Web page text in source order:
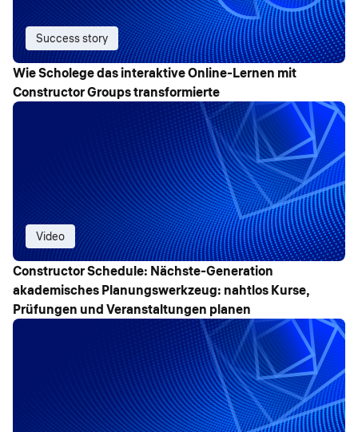
Success story
Wie Scholege das interaktive Online-Lernen mit
Constructor Groups transformierte
Video
Constructor Schedule: Nächste-Generation
akademisches Planungswerkzeug: nahtlos Kurse,
Prüfungen und Veranstaltungen planen